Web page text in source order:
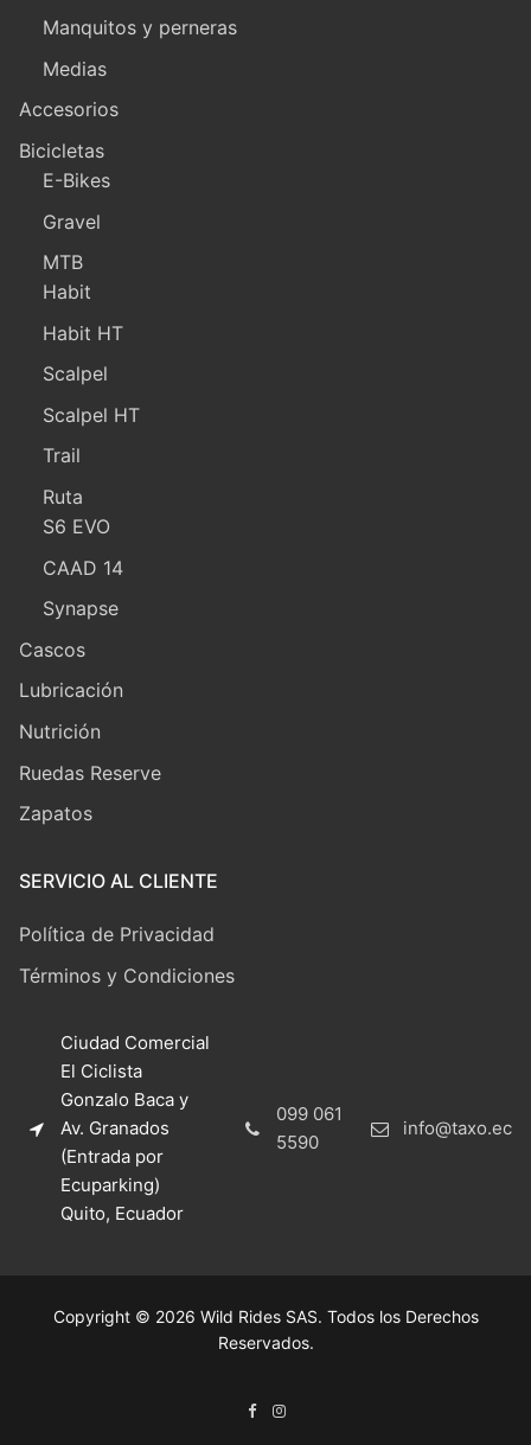
Manquitos y perneras
Medias
Accesorios
Bicicletas
E-Bikes
Gravel
MTB
Habit
Habit HT
Scalpel
Scalpel HT
Trail
Ruta
S6 EVO
CAAD 14
Synapse
Cascos
Lubricación
Nutrición
Ruedas Reserve
Zapatos
SERVICIO AL CLIENTE
Política de Privacidad
Términos y Condiciones
Ciudad Comercial
El Ciclista
Gonzalo Baca y
Av. Granados
(Entrada por
Ecuparking)
Quito, Ecuador
099 061
5590
info@taxo.ec
Copyright © 2026 Wild Rides SAS. Todos los Derechos
Reservados.